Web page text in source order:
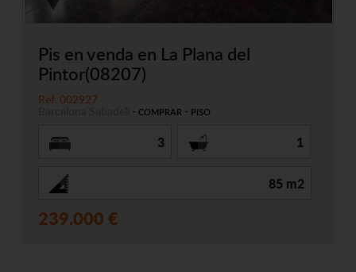
Pis en venda en La Plana del
Pintor(08207)
Ref. 002927
- COMPRAR - PISO
3 1
85 m2
239.000 €